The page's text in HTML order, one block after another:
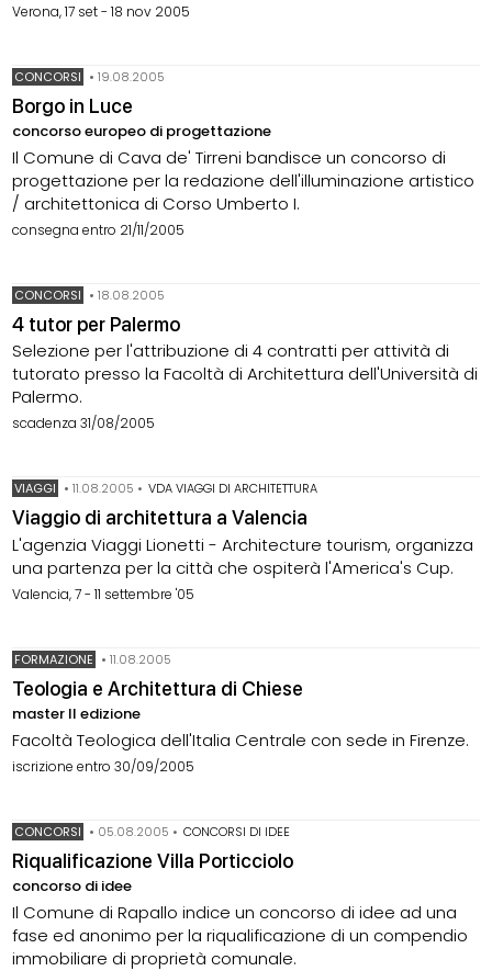
Verona, 17 set - 18 nov 2005
CONCORSI •19.08.2005
Borgo in Luce
concorso europeo di progettazione
Il Comune di Cava de' Tirreni bandisce un concorso di
progettazione per la redazione dell'illuminazione artistico
/ architettonica di Corso Umberto I.
consegna entro 21/11/2005
CONCORSI •18.08.2005
4 tutor per Palermo
Selezione per l'attribuzione di 4 contratti per attività di
tutorato presso la Facoltà di Architettura dell'Università di
Palermo.
scadenza 31/08/2005
VIAGGI •11.08.2005 • VDA VIAGGI DI ARCHITETTURA
Viaggio di architettura a Valencia
L'agenzia Viaggi Lionetti - Architecture tourism, organizza
una partenza per la città che ospiterà l'America's Cup.
Valencia, 7 - 11 settembre '05
FORMAZIONE •11.08.2005
Teologia e Architettura di Chiese
master II edizione
Facoltà Teologica dell'Italia Centrale con sede in Firenze.
iscrizione entro 30/09/2005
CONCORSI • 05.08.2005 • CONCORSI DI IDEE
Riqualificazione Villa Porticciolo
concorso di idee
Il Comune di Rapallo indice un concorso di idee ad una
fase ed anonimo per la riqualificazione di un compendio
immobiliare di proprietà comunale.